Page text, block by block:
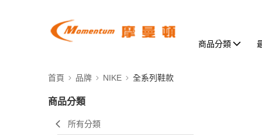
商品分類
首頁 品牌 NIKE 全系列鞋款
商品分類
所有分類